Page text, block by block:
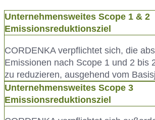
Unternehmensweites Scope 1 & 2
Emissionsreduktionsziel
CORDENKA verpflichtet sich, die
Emissionen nach Scope 1 und 2 bis
zu reduzieren, ausgehend vom
Unternehmensweites Scope 3
Emissionsreduktionsziel